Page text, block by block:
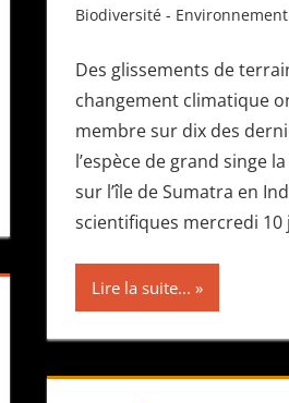
Biodiversité -
Des glissements de
changement climatique
membre sur dix des
l’espèce de grand singe
sur l’île de Sumatra en
scientifiques mercredi 10
Lire la suite...